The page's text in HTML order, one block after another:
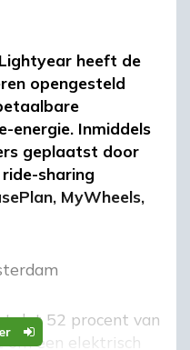
heeft de
opengesteld
energie. Inmiddels
geplaatst door
sharing
MyWheels,
dat 52 procent van
om een elektrisch